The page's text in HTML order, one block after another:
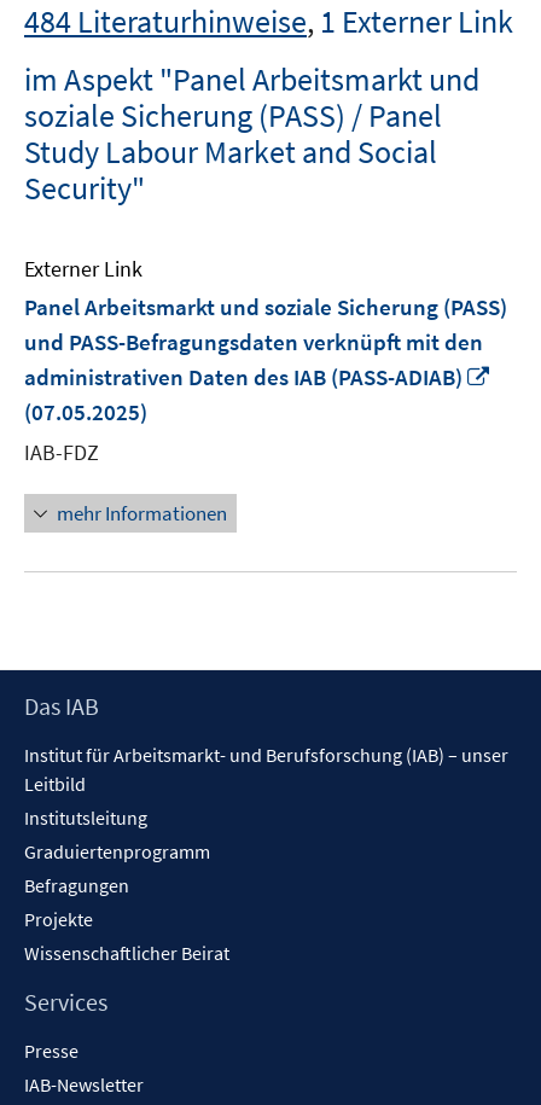
484 Literaturhinweise, 1 Externer Link
im Aspekt "Panel Arbeitsmarkt und
soziale Sicherung (PASS) / Panel
Study Labour Market and Social
Security"
Externer Link
Panel Arbeitsmarkt und soziale Sicherung (PASS)
und PASS-Befragungsdaten verknüpft mit den
administrativen Daten des IAB (PASS-ADIAB)
(07.05.2025)
IAB-FDZ
mehr Informationen
Footer
Das IAB
Institut für Arbeitsmarkt- und Berufsforschung (IAB) – unser
Leitbild
Institutsleitung
Graduiertenprogramm
Befragungen
Projekte
Wissenschaftlicher Beirat
Services
Presse
IAB-Newsletter